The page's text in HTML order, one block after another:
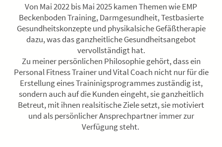
Von Mai 2022 bis Mai 2025 kamen Themen wie EMP
Beckenboden Training, Darmgesundheit, Testbasierte
Gesundheitskonzepte und physikalsiche Gefäßtherapie
dazu, was das ganzheitliche Gesundheitsangebot
vervollständigt hat.
Zu meiner persönlichen Philosophie gehört, dass ein
Personal Fitness Trainer und Vital Coach nicht nur für die
Erstellung eines Traininigsprogrammes zuständig ist,
sondern auch auf die Kunden eingeht, sie ganzheitlich
Betreut, mit ihnen realsitische Ziele setzt, sie motiviert
und als persönlicher Ansprechpartner immer zur
Verfügung steht.